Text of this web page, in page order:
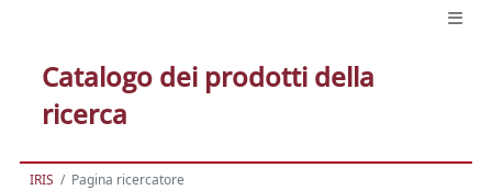
Catalogo dei prodotti della
ricerca
IRIS Pagina ricercatore